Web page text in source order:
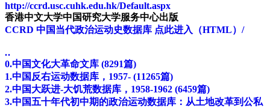
http://ccrd.usc.cuhk.edu.hk/Default.aspx
香港中文大学中国研究大学服务中心出版
CCRD 中国当代政治运动史数据库 点此进入（HTML）/
. .
0.中国文化大革命文库 (8291篇)
1.中国反右运动数据库，1957- (11265篇)
2.中国大跃进-大饥荒数据库，1958-1962 (6459篇)
3.中国五十年代初中期的政治运动数据库：从土地改革到公私